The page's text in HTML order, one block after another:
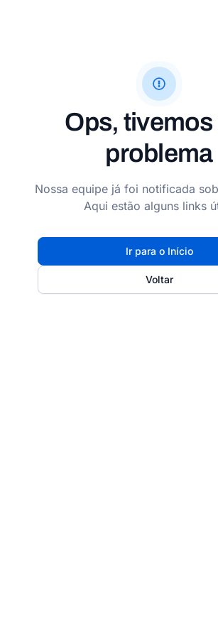
Ops, tivemos
problema
Nossa equipe já foi notificada
Aqui estão alguns links
Ir para o Início
Voltar